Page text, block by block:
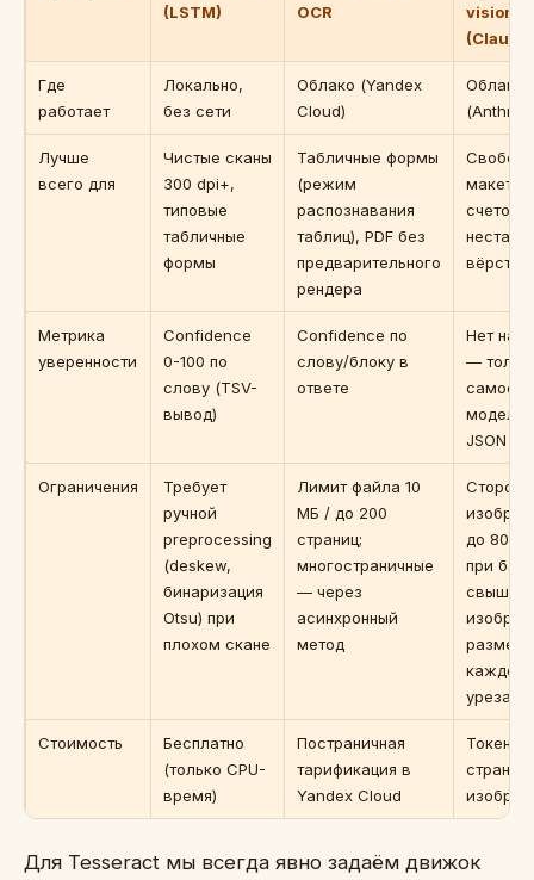
(LSTM)
OCR
vision-
(Claude)
Где
работает
Локально,
без сети
Облако (Yandex
Cloud)
Облако
Лучше
всего для
Чистые сканы
300 dpi+,
типовые
табличные
формы
Табличные формы
(режим
распознавания
таблиц), PDF без
предварительного
рендера
макеты
счетов,
вёрстка
Метрика
уверенности
Confidence
0-100 по
слову (TSV-
вывод)
Confidence по
слову/блоку в
ответе
Нет
—
модели
JSON
Ограничения
Требует
ручной
preprocessing
(deskew,
бинаризация
Otsu) при
плохом скане
Лимит файла 10
МБ / до 200
страниц;
многостраничные
— через
асинхронный
метод
Сторона
до 8000
при
свыше
размер
каждого
Стоимость
Бесплатно
(только CPU-
время)
Постраничная
тарификация в
Yandex Cloud
Токены
Для Tesseract мы всегда явно задаём движок